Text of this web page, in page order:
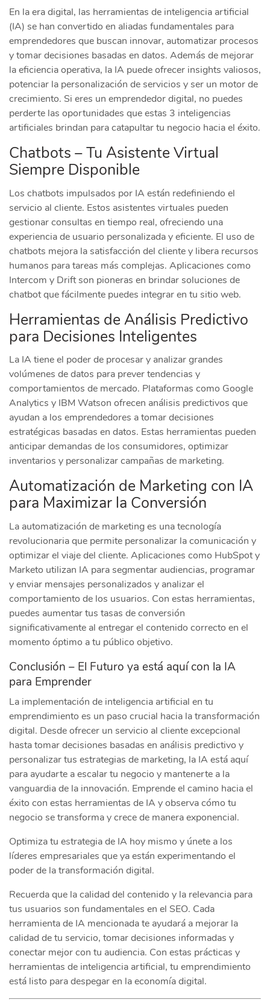
En la era digital, las herramientas de inteligencia artificial
(IA) se han convertido en aliadas fundamentales para
emprendedores que buscan innovar, automatizar procesos
y tomar decisiones basadas en datos. Además de mejorar
la eficiencia operativa, la IA puede ofrecer insights valiosos,
potenciar la personalización de servicios y ser un motor de
crecimiento. Si eres un emprendedor digital, no puedes
perderte las oportunidades que estas 3 inteligencias
artificiales brindan para catapultar tu negocio hacia el éxito.
Chatbots – Tu Asistente Virtual
Siempre Disponible
Los chatbots impulsados por IA están redefiniendo el
servicio al cliente. Estos asistentes virtuales pueden
gestionar consultas en tiempo real, ofreciendo una
experiencia de usuario personalizada y eficiente. El uso de
chatbots mejora la satisfacción del cliente y libera recursos
humanos para tareas más complejas. Aplicaciones como
Intercom y Drift son pioneras en brindar soluciones de
chatbot que fácilmente puedes integrar en tu sitio web.
Herramientas de Análisis Predictivo
para Decisiones Inteligentes
La IA tiene el poder de procesar y analizar grandes
volúmenes de datos para prever tendencias y
comportamientos de mercado. Plataformas como Google
Analytics y IBM Watson ofrecen análisis predictivos que
ayudan a los emprendedores a tomar decisiones
estratégicas basadas en datos. Estas herramientas pueden
anticipar demandas de los consumidores, optimizar
inventarios y personalizar campañas de marketing.
Automatización de Marketing con IA
para Maximizar la Conversión
La automatización de marketing es una tecnología
revolucionaria que permite personalizar la comunicación y
optimizar el viaje del cliente. Aplicaciones como HubSpot y
Marketo utilizan IA para segmentar audiencias, programar
y enviar mensajes personalizados y analizar el
comportamiento de los usuarios. Con estas herramientas,
puedes aumentar tus tasas de conversión
significativamente al entregar el contenido correcto en el
momento óptimo a tu público objetivo.
Conclusión – El Futuro ya está aquí con la IA
para Emprender
La implementación de inteligencia artificial en tu
emprendimiento es un paso crucial hacia la transformación
digital. Desde ofrecer un servicio al cliente excepcional
hasta tomar decisiones basadas en análisis predictivo y
personalizar tus estrategias de marketing, la IA está aquí
para ayudarte a escalar tu negocio y mantenerte a la
vanguardia de la innovación. Emprende el camino hacia el
éxito con estas herramientas de IA y observa cómo tu
negocio se transforma y crece de manera exponencial.
Optimiza tu estrategia de IA hoy mismo y únete a los
líderes empresariales que ya están experimentando el
poder de la transformación digital.
Recuerda que la calidad del contenido y la relevancia para
tus usuarios son fundamentales en el SEO. Cada
herramienta de IA mencionada te ayudará a mejorar la
calidad de tu servicio, tomar decisiones informadas y
conectar mejor con tu audiencia. Con estas prácticas y
herramientas de inteligencia artificial, tu emprendimiento
está listo para despegar en la economía digital.